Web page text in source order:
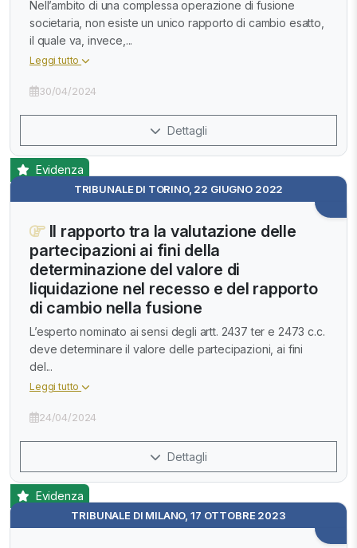
Nell’ambito di una complessa operazione di fusione
societaria, non esiste un unico rapporto di cambio esatto,
il quale va, invece,...
Leggi tutto
30/04/2024
Dettagli
TRIBUNALE DI TORINO, 22 GIUGNO 2022
Evidenza
Il rapporto tra la valutazione delle
partecipazioni ai fini della
determinazione del valore di
liquidazione nel recesso e del rapporto
di cambio nella fusione
L’esperto nominato ai sensi degli artt. 2437 ter e 2473 c.c.
deve determinare il valore delle partecipazioni, ai fini
del...
Leggi tutto
24/04/2024
Dettagli
TRIBUNALE DI MILANO, 17 OTTOBRE 2023
Evidenza